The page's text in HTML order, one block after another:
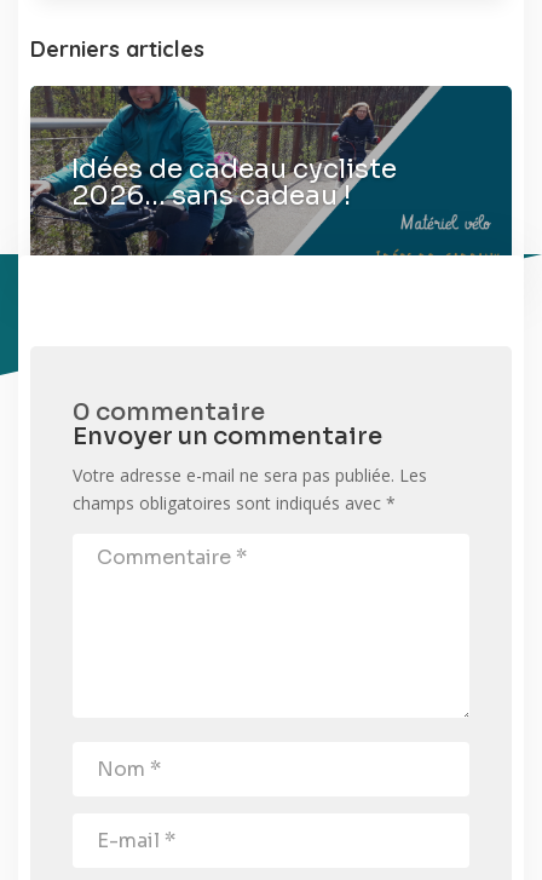
Derniers articles
Idées de cadeau cycliste
2026… sans cadeau !
0 commentaire
Envoyer un commentaire
Votre adresse e-mail ne sera pas publiée. Les
champs obligatoires sont indiqués avec *